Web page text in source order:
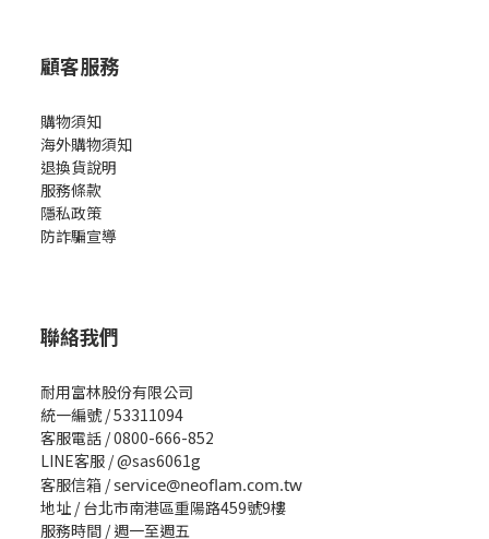
顧客服務
購物須知
海外購物須知
退換貨說明
服務條款
隱私政策
防詐騙宣導
聯絡我們
耐用富林股份有限公司
統一編號 / 53311094
客服電話 / 0800-666-852
LINE客服 / @sas6061g
客服信箱 /service@neoflam.com.tw
地址 / 台北市南港區重陽路459號9樓
服務時間 / 週一至週五